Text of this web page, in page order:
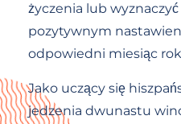
życzenia lub
pozytywnym
odpowiedni miesiąc
Jako uczący się
jedzenia dwunastu